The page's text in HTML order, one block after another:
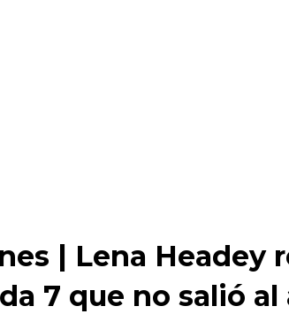
| Lena Headey
7 que no salió al